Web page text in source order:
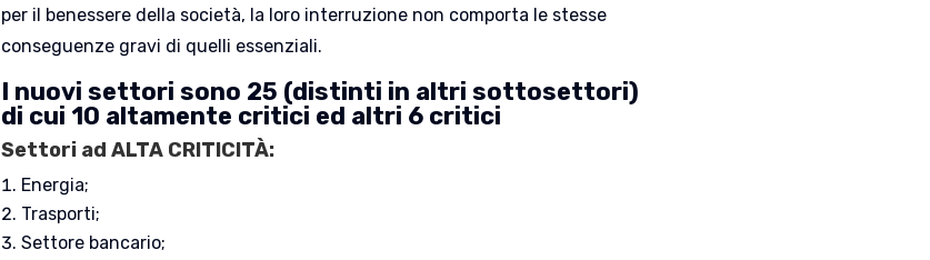
per il benessere della società, la loro interruzione non comporta le stesse
conseguenze gravi di quelli essenziali.
I nuovi settori sono 25 (distinti in altri sottosettori)
di cui 10 altamente critici ed altri 6 critici
Settori ad ALTA CRITICITÀ:
Energia;
Trasporti;
Settore bancario;